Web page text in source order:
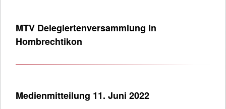
MTV Delegiertenversammlung in
Hombrechtikon
Medienmitteilung 11. Juni 2022